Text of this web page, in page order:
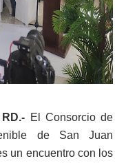
El Consorcio de
de San Juan
un encuentro con los